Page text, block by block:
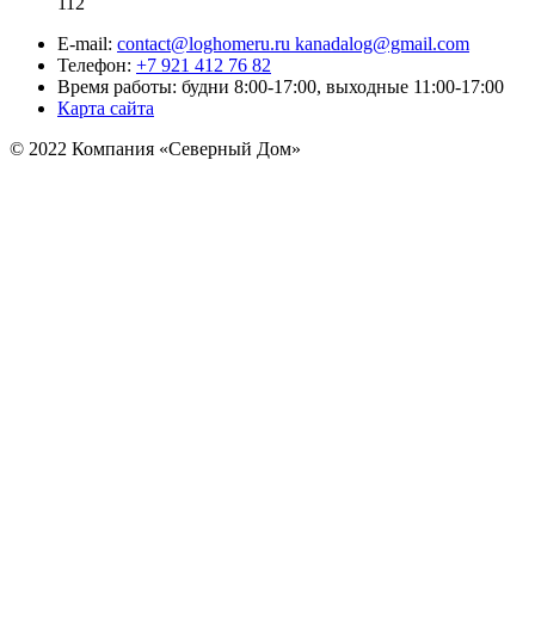
E-mail: contact@loghomeru.ru kanadalog@gmail.com
Телефон: +7 921 412 76 82
Время работы: будни 8:00-17:00, выходные 11:00-17:00
Карта сайта
© 2022 Компания «Северный Дом»